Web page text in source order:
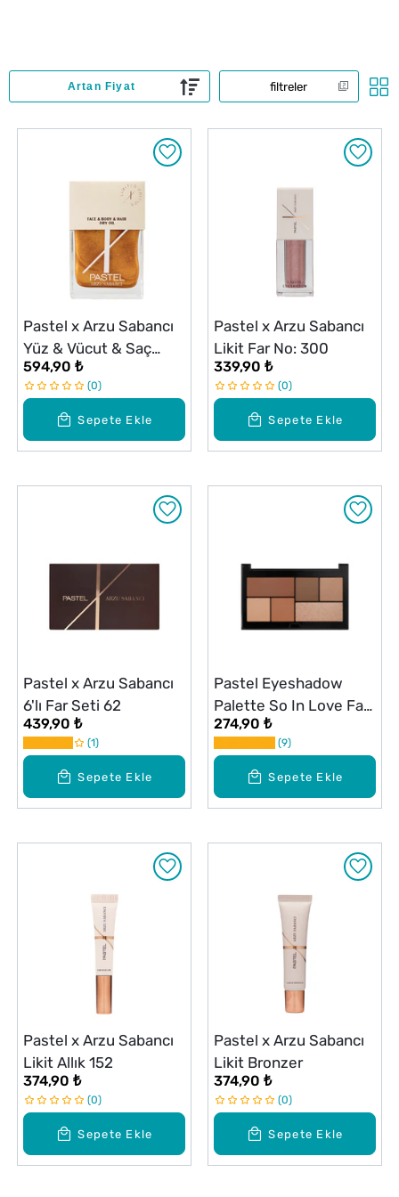
filtreler
Sepete Ekle
Pastel x Arzu Sabancı
Yüz & Vücut & Saç
Aydınlatıcı
594,90 ₺
0
Sepete Ekle
Pastel x Arzu Sabancı
Likit Far No: 300
339,90 ₺
0
Sepete Ekle
Pastel x Arzu Sabancı
6'lı Far Seti 62
439,90 ₺
1
Sepete Ekle
Pastel Eyeshadow
Palette So In Love Far
Paleti 202 Nude Dress
274,90 ₺
9
Sepete Ekle
Pastel x Arzu Sabancı
Likit Allık 152
374,90 ₺
0
Sepete Ekle
Pastel x Arzu Sabancı
Likit Bronzer
374,90 ₺
0